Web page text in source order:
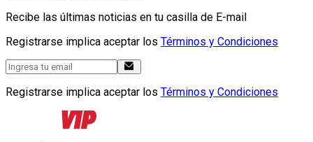
Recibe las últimas noticias en tu casilla de E-mail
Registrarse implica aceptar los Términos y Condiciones
Registrarse implica aceptar los Términos y Condiciones